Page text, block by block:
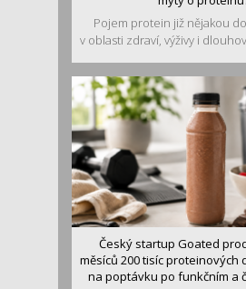
Pojem protein již nějakou
v oblasti zdraví, výživy i
Český startup Goated
měsíců 200 tisíc proteinových
na poptávku po funkčním a